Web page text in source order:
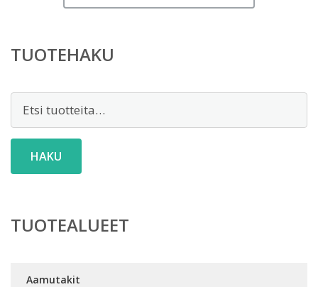
TUOTEHAKU
Etsi:
HAKU
TUOTEALUEET
Aamutakit